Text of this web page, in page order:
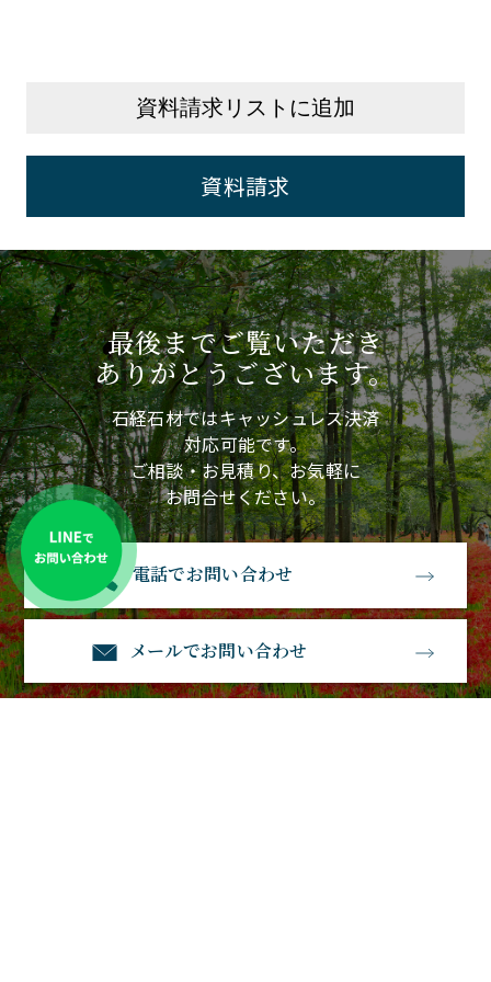
資料請求リストに追加
資料請求
最後までご覧いただき
ありがとうございます。
石経石材ではキャッシュレス決済
対応可能です。
ご相談・お見積り、お気軽に
お問合せください。
電話でお問い合わせ
メールでお問い合わせ